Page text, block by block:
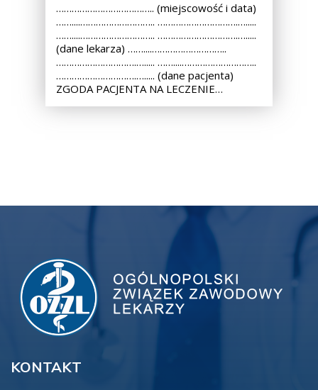
……………………………….. (miejscowość i data)
……....……………………….. ………………………….….....
……....……………………….. ………………………….….....
(dane lekarza) ……....………………………..
………………………….…..... ……....………………………..
………………………….…..... (dane pacjenta)
ZGODA PACJENTA NA LECZENIE…
KONTAKT